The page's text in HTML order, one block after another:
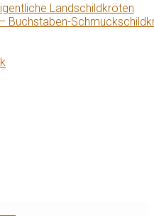
Landschildkröten
Buchstaben-